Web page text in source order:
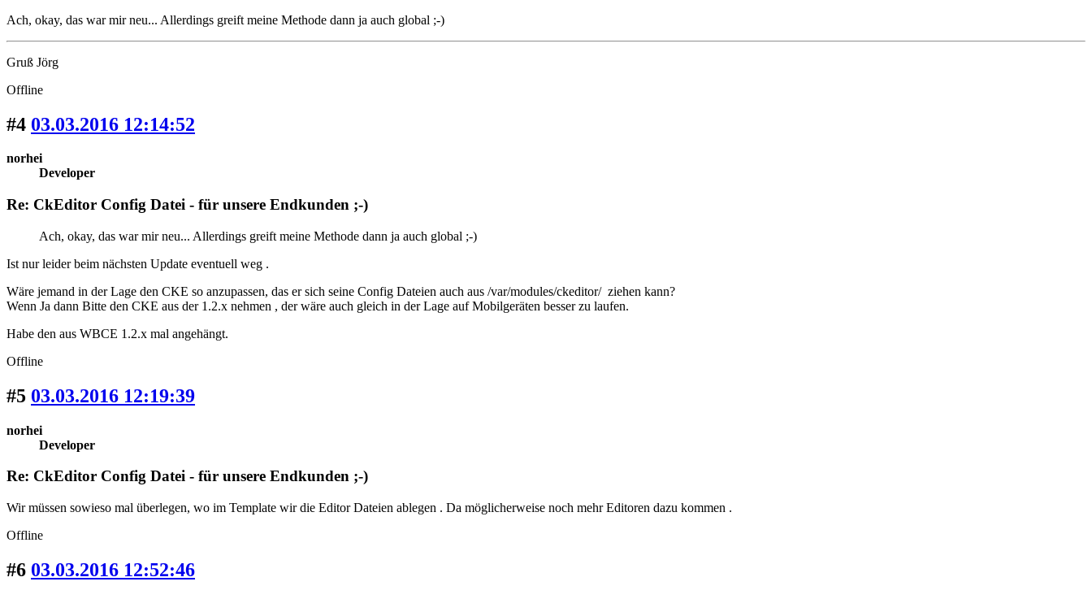
Ach, okay, das war mir neu... Allerdings greift meine Methode dann ja auch global ;-)
Gruß Jörg
Offline
#4 03.03.2016 12:14:52
norhei
Developer
Re: CkEditor Config Datei - für unsere Endkunden ;-)
Ach, okay, das war mir neu... Allerdings greift meine Methode dann ja auch global ;-)
Ist nur leider beim nächsten Update eventuell weg .
Wäre jemand in der Lage den CKE so anzupassen, das er sich seine Config Dateien auch aus /var/modules/ckeditor/ ziehen kann?
Wenn Ja dann Bitte den CKE aus der 1.2.x nehmen , der wäre auch gleich in der Lage auf Mobilgeräten besser zu laufen.
Habe den aus WBCE 1.2.x mal angehängt.
Offline
#5 03.03.2016 12:19:39
norhei
Developer
Re: CkEditor Config Datei - für unsere Endkunden ;-)
Wir müssen sowieso mal überlegen, wo im Template wir die Editor Dateien ablegen . Da möglicherweise noch mehr Editoren dazu kommen .
Offline
#6 03.03.2016 12:52:46